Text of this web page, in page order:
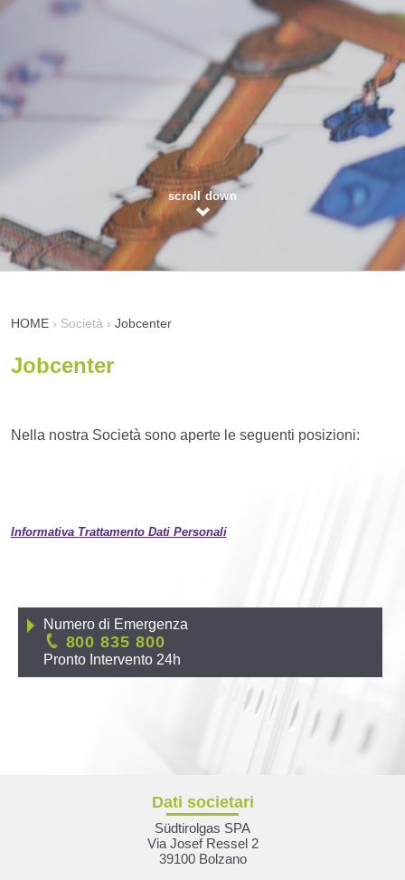
scroll down
HOME › Società › Jobcenter
Jobcenter
Nella nostra Società sono aperte le seguenti posizioni:
Informativa Trattamento Dati Personali
Numero di Emergenza
800 835 800
Pronto Intervento 24h
Dati societari
Südtirolgas SPA
Via Josef Ressel 2
39100 Bolzano